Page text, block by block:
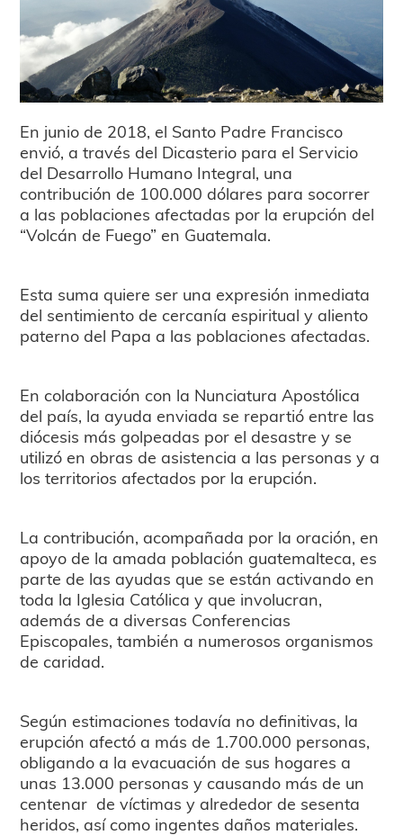
En junio de 2018, el Santo Padre Francisco
envió, a través del Dicasterio para el Servicio
del Desarrollo Humano Integral, una
contribución de 100.000 dólares para socorrer
a las poblaciones afectadas por la erupción del
“Volcán de Fuego” en Guatemala.
Esta suma quiere ser una expresión inmediata
del sentimiento de cercanía espiritual y aliento
paterno del Papa a las poblaciones afectadas.
En colaboración con la Nunciatura Apostólica
del país, la ayuda enviada se repartió entre las
diócesis más golpeadas por el desastre y se
utilizó en obras de asistencia a las personas y a
los territorios afectados por la erupción.
La contribución, acompañada por la oración, en
apoyo de la amada población guatemalteca, es
parte de las ayudas que se están activando en
toda la Iglesia Católica y que involucran,
además de a diversas Conferencias
Episcopales, también a numerosos organismos
de caridad.
Según estimaciones todavía no definitivas, la
erupción afectó a más de 1.700.000 personas,
obligando a la evacuación de sus hogares a
unas 13.000 personas y causando más de un
centenar de víctimas y alrededor de sesenta
heridos, así como ingentes daños materiales.